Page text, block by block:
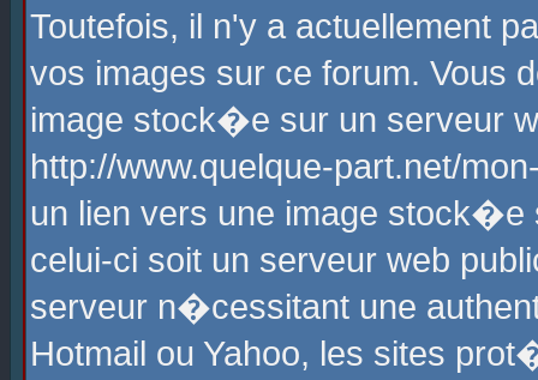
Toutefois, il n'y a actuellement
vos images sur ce forum. Vous
image stock�e sur un serveur
http://www.quelque-part.net/
un lien vers une image
celui-ci soit un serveur web
serveur n�cessitant une
Hotmail ou Yahoo, les sites